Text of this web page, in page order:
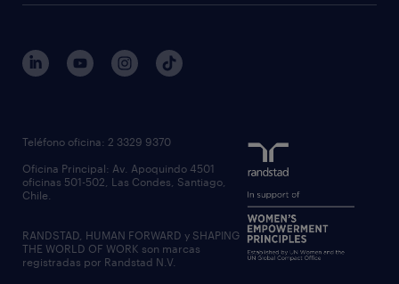
Teléfono oficina: 2 3329 9370
Oficina Principal: Av. Apoquindo 4501
oficinas 501-502, Las Condes, Santiago,
Chile.
RANDSTAD, HUMAN FORWARD y SHAPING
THE WORLD OF WORK son marcas
registradas por Randstad N.V.